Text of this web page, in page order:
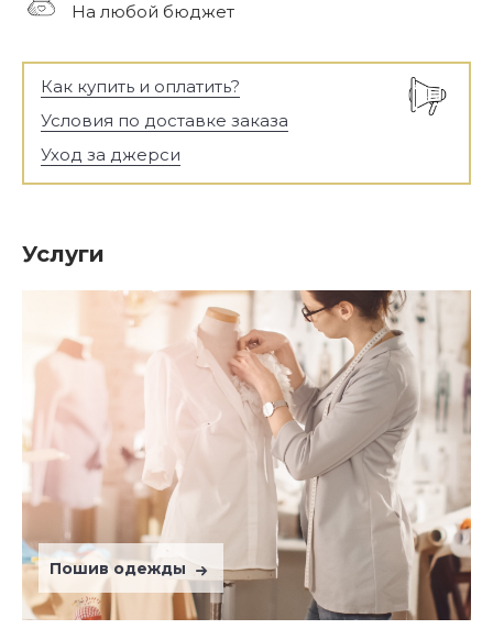
На любой бюджет
Как купить и оплатить?
Условия по доставке заказа
Уход за джерси
Услуги
Пошив одежды